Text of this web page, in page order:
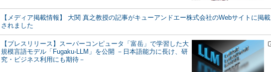
【メディア掲載情報】 大関 真之教授の記事がキューアンドエー株式会社のWebサイトに掲載
されました
【プレスリリース】スーパーコンピュータ「富岳」で学習した大
規模言語モデル「Fugaku-LLM」を公開 －日本語能力に長け、研
究・ビジネス利用にも期待－